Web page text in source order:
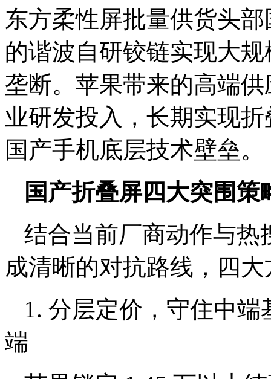
东方柔性屏批量供货头
的谐波自研铰链实现大
垄断。苹果带来的高端
业研发投入，长期实现
国产手机底层技术壁垒。
国产折叠屏四大突围
结合当前厂商动作与热
成清晰的对抗路线，四
1. 分层定价，守住中
端